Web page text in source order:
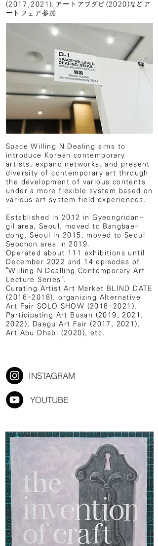
(2017、2021)、アートアブダビ(2020)などア
ートフェア参加
Space Willing N Dealing aims to
introduce Korean contemporary
artists, expand networks, and present
diversity of contemporary art through
the development of various contents
under a more flexible system based on
various art system field experiences.
Established in 2012 in Gyeongridan-
gil area, Seoul, moved to Bangbae-
dong, Seoul in 2015, moved to Seoul
Seochon area in 2019.
Operated about 111 exhibitions until
December 2022 and 14 episodes of
"Willing N Dealling Contemporary Art
Lecture Series".
Curating Artist Art Market BLIND DATE
(2016-2018), organizing Alternative
Art Fair SOLO SHOW (2018-2021).
Participating Art Busan (2019, 2021,
2022), Daegu Art Fair (2017, 2021),
Art Abu Dhabi (2020), etc.
INSTAGRAM
YOUTUBE